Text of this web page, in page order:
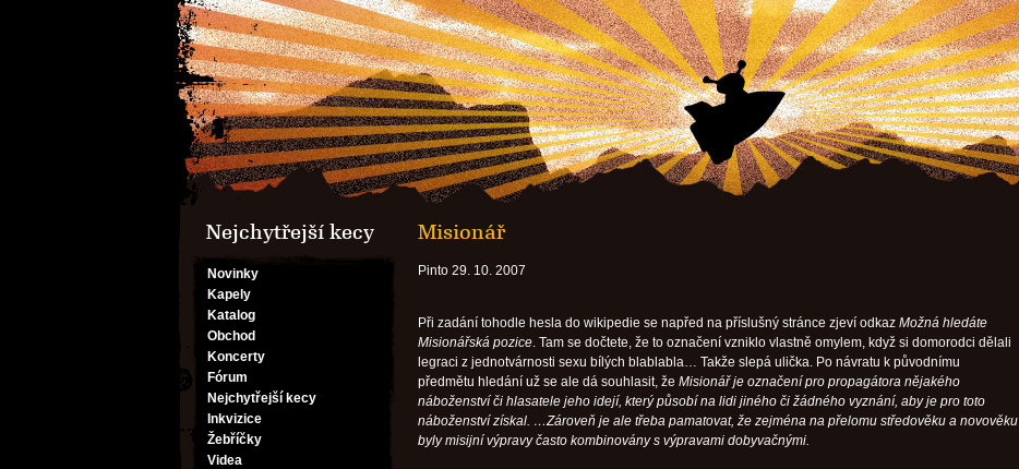
Nejchytřejší kecy
Novinky
Kapely
Katalog
Obchod
Koncerty
Fórum
Nejchytřejší kecy
Inkvizice
Žebříčky
Videa
Misionář
Pinto 29. 10. 2007
Při zadání tohodle hesla do wikipedie se napřed na příslušný stránce zjeví odkaz Možná hledáte
Misionářská pozice. Tam se dočtete, že to označení vzniklo vlastně omylem, když si domorodci dělali
legraci z jednotvárnosti sexu bílých blablabla… Takže slepá ulička. Po návratu k původnímu
předmětu hledání už se ale dá souhlasit, že Misionář je označení pro propagátora nějakého
náboženství či hlasatele jeho idejí, který působí na lidi jiného či žádného vyznání, aby je pro toto
náboženství získal. …Zároveň je ale třeba pamatovat, že zejména na přelomu středověku a novověku
byly misijní výpravy často kombinovány s výpravami dobyvačnými.